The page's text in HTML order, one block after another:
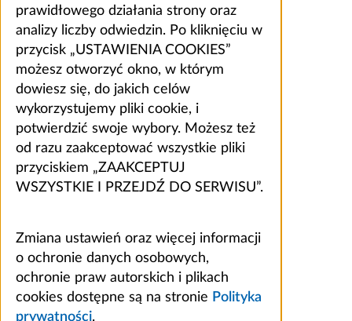
prawidłowego działania strony oraz
analizy liczby odwiedzin. Po kliknięciu w
przycisk „USTAWIENIA COOKIES”
możesz otworzyć okno, w którym
dowiesz się, do jakich celów
wykorzystujemy pliki cookie, i
potwierdzić swoje wybory. Możesz też
od razu zaakceptować wszystkie pliki
przyciskiem „ZAAKCEPTUJ
WSZYSTKIE I PRZEJDŹ DO SERWISU”.
Zmiana ustawień oraz więcej informacji
o ochronie danych osobowych,
ochronie praw autorskich i plikach
cookies dostępne są na stronie Polityka
prywatności.